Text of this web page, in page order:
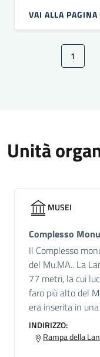
VAI ALLA PAGINA
Paginazione
Pagina
1
Unità
MUSEI
Complesso
Il Complesso
del Mu.MA.. La
77 metri, la cui
faro più alto del
era inserita in
INDIRIZZO:
Rampa della